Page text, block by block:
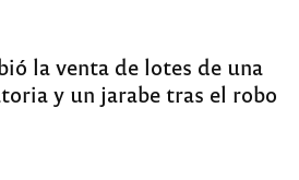
la venta de lotes de una
y un jarabe tras el robo